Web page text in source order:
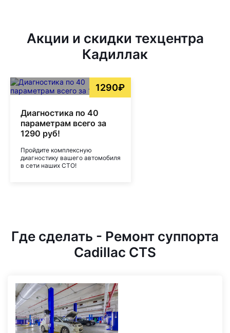
Акции и скидки техцентра
Кадиллак
1290₽
Диагностика по 40
параметрам всего за
1290 руб!
Пройдите комплексную
диагностику вашего автомобиля
в сети наших СТО!
Где сделать - Ремонт суппорта
Cadillac CTS